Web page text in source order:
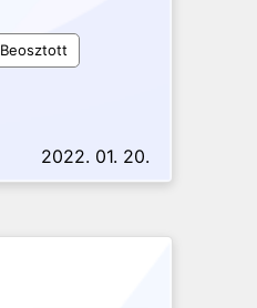
Beosztott
2022. 01. 20.